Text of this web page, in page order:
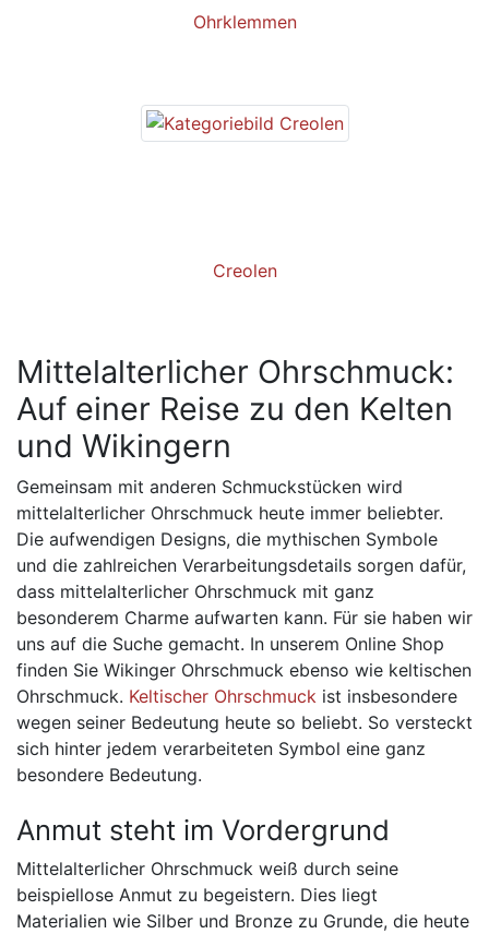
Ohrklemmen
Creolen
Mittelalterlicher Ohrschmuck:
Auf einer Reise zu den Kelten
und Wikingern
Gemeinsam mit anderen Schmuckstücken wird
mittelalterlicher Ohrschmuck heute immer beliebter.
Die aufwendigen Designs, die mythischen Symbole
und die zahlreichen Verarbeitungsdetails sorgen dafür,
dass mittelalterlicher Ohrschmuck mit ganz
besonderem Charme aufwarten kann. Für sie haben wir
uns auf die Suche gemacht. In unserem Online Shop
finden Sie Wikinger Ohrschmuck ebenso wie keltischen
Ohrschmuck. Keltischer Ohrschmuck ist insbesondere
wegen seiner Bedeutung heute so beliebt. So versteckt
sich hinter jedem verarbeiteten Symbol eine ganz
besondere Bedeutung.
Anmut steht im Vordergrund
Mittelalterlicher Ohrschmuck weiß durch seine
beispiellose Anmut zu begeistern. Dies liegt
Materialien wie Silber und Bronze zu Grunde, die heute